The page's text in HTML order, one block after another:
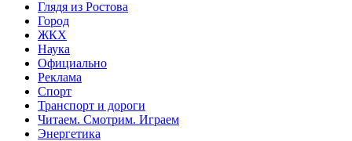
Глядя из Ростова
Город
ЖКХ
Наука
Официально
Реклама
Спорт
Транспорт и дороги
Читаем. Смотрим. Играем
Энергетика